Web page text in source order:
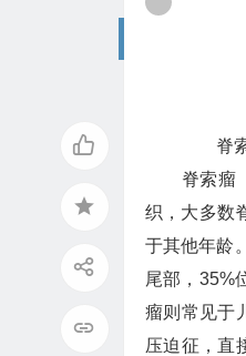
脊索
脊索瘤（
织，大多数
于其他年龄
尾部，35%
瘤则常见于
压迫征，直